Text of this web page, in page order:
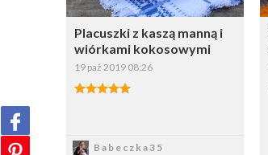
Placuszki z kaszą manną i
wiórkami kokosowymi
19 paź 2019 08:26
Babeczka35